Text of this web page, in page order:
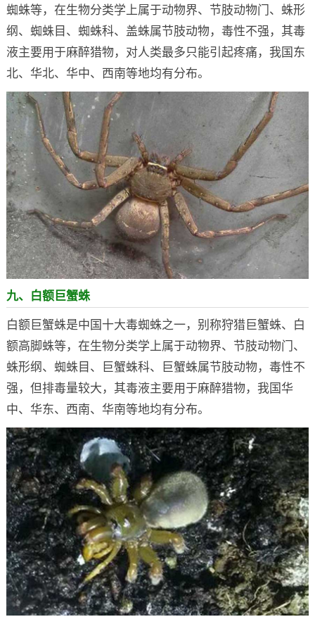
蜘蛛等，在生物分类学上属于动物界、节肢动物门、蛛形
纲、蜘蛛目、蜘蛛科、盖蛛属节肢动物，毒性不强，其毒
液主要用于麻醉猎物，对人类最多只能引起疼痛，我国东
北、华北、华中、西南等地均有分布。
九、白额巨蟹蛛
白额巨蟹蛛是中国十大毒蜘蛛之一，别称狩猎巨蟹蛛、白
额高脚蛛等，在生物分类学上属于动物界、节肢动物门、
蛛形纲、蜘蛛目、巨蟹蛛科、巨蟹蛛属节肢动物，毒性不
强，但排毒量较大，其毒液主要用于麻醉猎物，我国华
中、华东、西南、华南等地均有分布。